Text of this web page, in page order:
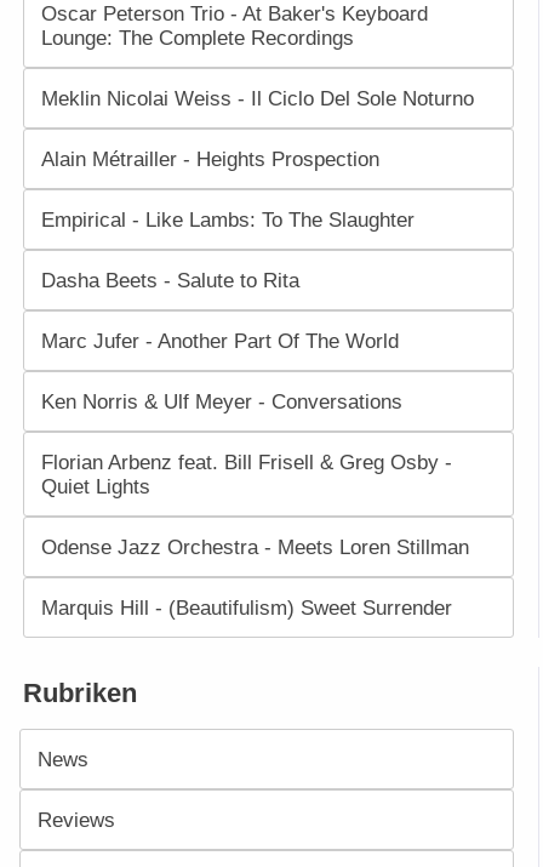
Oscar Peterson Trio - At Baker's Keyboard
Lounge: The Complete Recordings
Meklin Nicolai Weiss - Il Ciclo Del Sole Noturno
Alain Métrailler - Heights Prospection
Empirical - Like Lambs: To The Slaughter
Dasha Beets - Salute to Rita
Marc Jufer - Another Part Of The World
Ken Norris & Ulf Meyer - Conversations
Florian Arbenz feat. Bill Frisell & Greg Osby -
Quiet Lights
Odense Jazz Orchestra - Meets Loren Stillman
Marquis Hill - (Beautifulism) Sweet Surrender
Rubriken
News
Reviews